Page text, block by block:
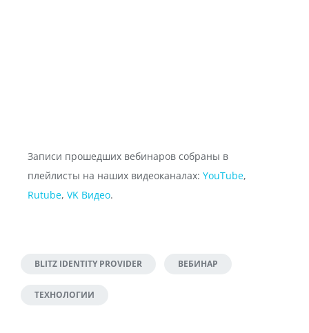
Записи прошедших вебинаров собраны в
плейлисты на наших видеоканалах: YouTube,
Rutube, VK Видео.
BLITZ IDENTITY PROVIDER ВЕБИНАР
ТЕХНОЛОГИИ